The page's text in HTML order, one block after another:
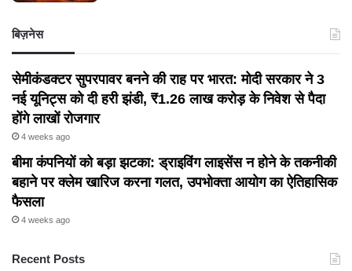
बिज़नेस
सेमीकंडक्टर सुपरपावर बनने की राह पर भारत: मोदी सरकार ने 3
नई यूनिट्स को दी हरी झंडी, ₹1.26 लाख करोड़ के निवेश से पैदा
होंगे लाखों रोजगार
4 weeks ago
बीमा कंपनियों को बड़ा झटका: ड्राइविंग लाइसेंस न होने के तकनीकी
बहाने पर क्लेम खारिज करना गलत, उपभोक्ता आयोग का ऐतिहासिक
फैसला
4 weeks ago
Recent Posts